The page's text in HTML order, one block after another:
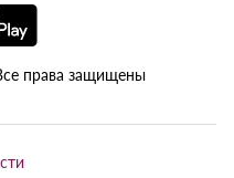
права защищены